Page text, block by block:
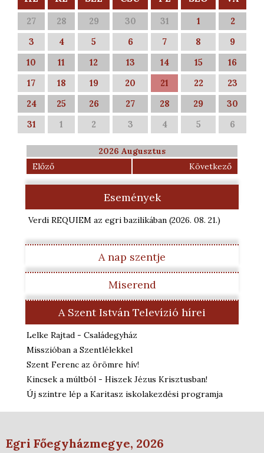
27 28 29 30 31 1
2
3
4 5 6 7 8
9
10
11 12 13 14 15
16
17
18 19 20 21 22
23
24
25 26 27 28 29
30
31
1 2 3 4 5 6
2026 Augusztus
Előző
Következő
Események
Verdi REQUIEM az egri bazilikában (2026. 08. 21.)
A nap szentje
Miserend
A Szent István Televízió hírei
Lelke Rajtad - Családegyház
Misszióban a Szentlélekkel
Szent Ferenc az örömre hív!
Kincsek a múltból - Hiszek Jézus Krisztusban!
Új szintre lép a Karitasz iskolakezdési programja
Egri Főegyházmegye, 2026